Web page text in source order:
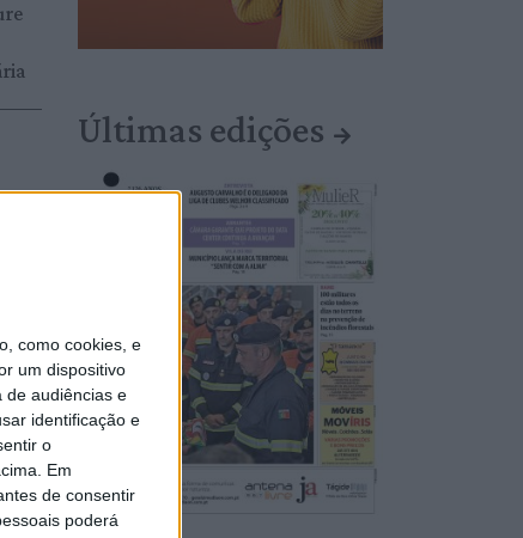
como cookies, e
um dispositivo
de audiências e
identificação e
o
Em
de consentir
poderá
a
Últimas edições